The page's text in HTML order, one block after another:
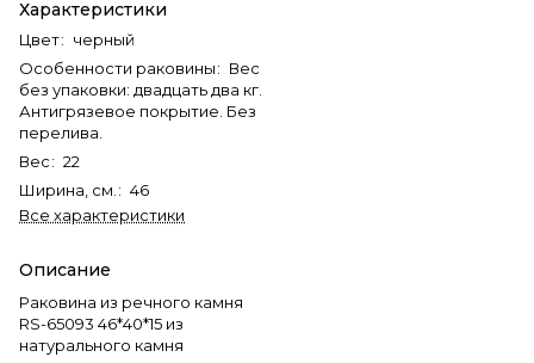
Характеристики
Цвет: черный
Особенности раковины: Вес
без упаковки: двадцать два кг.
Антигрязевое покрытие. Без
перелива.
Вес: 22
Ширина, см. : 46
Все характеристики
Описание
Раковина из речного камня
RS-65093 46*40*15 из
натурального камня